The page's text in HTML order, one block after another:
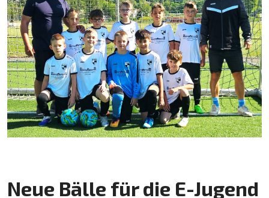
Neue Bälle für die E-Jugend